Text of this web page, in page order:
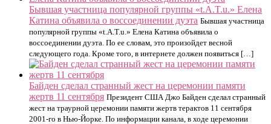
Бывшая участница популярной группы «t.A.T.u.» Елена
Катина объявила о воссоединении дуэта Бывшая участница
популярной группы «t.A.T.u.» Елена Катина объявила о
воссоединении дуэта. По ее словам, это произойдет весной
следующего года. Кроме того, в интернете должен появиться […]
Байден сделал странный жест на церемонии памяти
жертв 11 сентября Президент США Джо Байден сделал странный
жест на траурной церемонии памяти жертв терактов 11 сентября
2001-го в Нью-Йорке. По информации канала, в ходе церемонии